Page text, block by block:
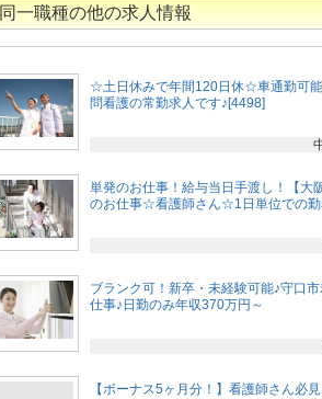
同一職種の他の求人情報
☆土日休みで年間120日休☆車通勤可
問看護の常勤求人です♪[4498]
単発のお仕事！給与当日手渡し！【大
のお仕事☆看護師さん☆1日単位での勤
ブランク可！新卒・未経験可能♪守口
仕事♪日勤のみ年収370万円～
【ボーナス5ヶ月分！】看護師さん必